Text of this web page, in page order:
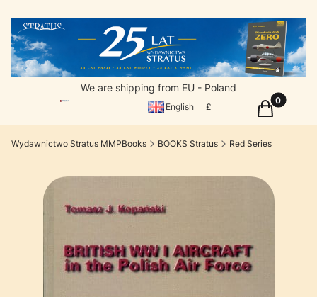
We are shipping from EU - Poland
English £ Products
Cart
Wydawnictwo Stratus MMPBooks BOOKS Stratus Red Series